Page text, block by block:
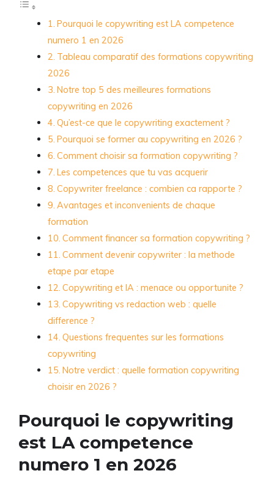
Pourquoi le copywriting est LA competence
numero 1 en 2026
Tableau comparatif des formations copywriting
2026
Notre top 5 des meilleures formations
copywriting en 2026
Qu’est-ce que le copywriting exactement ?
Pourquoi se former au copywriting en 2026 ?
Comment choisir sa formation copywriting ?
Les competences que tu vas acquerir
Copywriter freelance : combien ca rapporte ?
Avantages et inconvenients de chaque
formation
Comment financer sa formation copywriting ?
Comment devenir copywriter : la methode
etape par etape
Copywriting et IA : menace ou opportunite ?
Copywriting vs redaction web : quelle
difference ?
Questions frequentes sur les formations
copywriting
Notre verdict : quelle formation copywriting
choisir en 2026 ?
Pourquoi le copywriting
est LA competence
numero 1 en 2026